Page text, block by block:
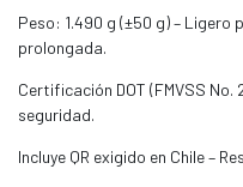
Peso: 1.490 g (±50 g) – Ligero
prolongada.
Certificación DOT (FMVSS
seguridad.
Incluye QR exigido en Chile –